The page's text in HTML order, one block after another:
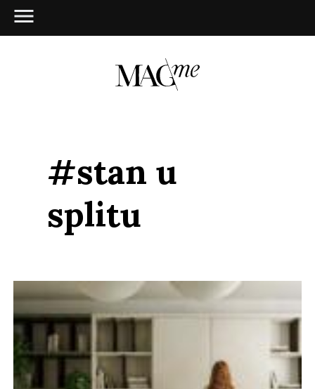
#stan u
splitu